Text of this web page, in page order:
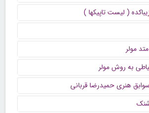
( لیست تاپیکها )
مولر
به روش مولر
هنری حمیدرضا قربانی